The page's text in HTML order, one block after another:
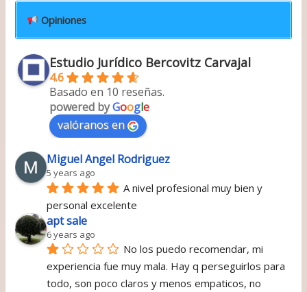
Opiniones
Estudio Jurídico Bercovitz Carvajal
4.6
Basado en 10 reseñas.
powered byGoogle
valóranos en
Miguel Angel Rodriguez
5 years ago
A nivel profesional muy bien y
personal excelente
apt sale
6 years ago
No los puedo recomendar, mi
experiencia fue muy mala. Hay q perseguirlos para
todo, son poco claros y menos empaticos, no